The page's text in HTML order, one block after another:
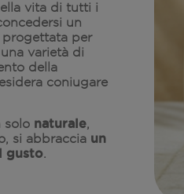
vita di tutti i
un
progettata per
varietà di
della
coniugare
solo naturale,
si abbraccia un
gusto.